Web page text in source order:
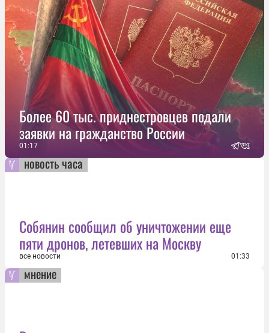
Более 60 тыс. приднестровцев подали
заявки на гражданство России
01:17
новость часа
Собянин сообщил об уничтожении еще
пяти дронов, летевших на Москву
все новости 01:33
мнение